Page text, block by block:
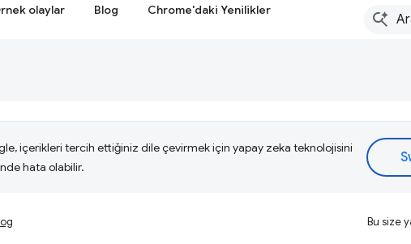
olaylar Blog Chrome'daki Yenilikler
içerikleri tercih ettiğiniz dile çevirmek için yapay zeka teknolojisini
hata olabilir.
Bu size